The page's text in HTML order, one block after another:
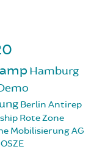
Hamburg
Berlin Antirep
Rote Zone
MobilisierungAG
OSZE